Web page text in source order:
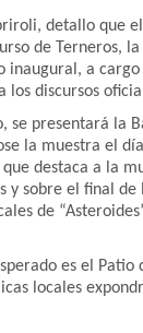
detallo que
de Terneros,
inaugural, a cargo
los discursos
se presentará la
la muestra el
destaca a la
y sobre el final de
de
es el Patio
locales